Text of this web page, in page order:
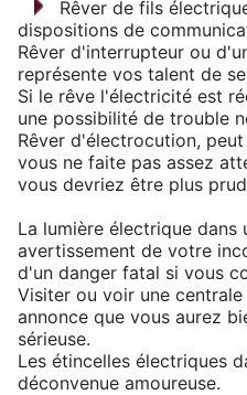
Rêver de fils
dispositions de
Rêver d'interrupteur ou
représente vos talent de
Si le rêve l'électricité est
une possibilité de trouble
Rêver d'électrocution,
vous ne faite pas assez
vous devriez être plus
La lumière électrique dans
avertissement de votre
d'un danger fatal si vous
Visiter ou voir une
annonce que vous aurez
sérieuse.
Les étincelles électriques
déconvenue amoureuse.